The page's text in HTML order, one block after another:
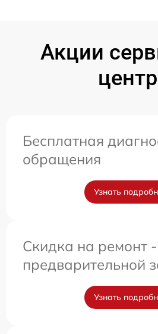
Акции
Бесплатная
обращения
Узнать
Скидка на ремонт
предварительной
Узнать